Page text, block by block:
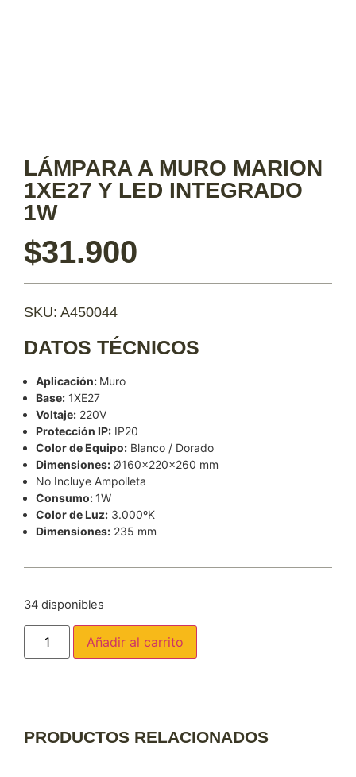
LÁMPARA A MURO MARION
1XE27 Y LED INTEGRADO
1W
$31.900
SKU: A450044
DATOS TÉCNICOS
Aplicación: Muro
Base: 1XE27
Voltaje: 220V
Protección IP: IP20
Color de Equipo: Blanco / Dorado
Dimensiones: Ø160x220x260 mm
No Incluye Ampolleta
Consumo: 1W
Color de Luz: 3.000ºK
Dimensiones: 235 mm
34 disponibles
Añadir al carrito
PRODUCTOS RELACIONADOS